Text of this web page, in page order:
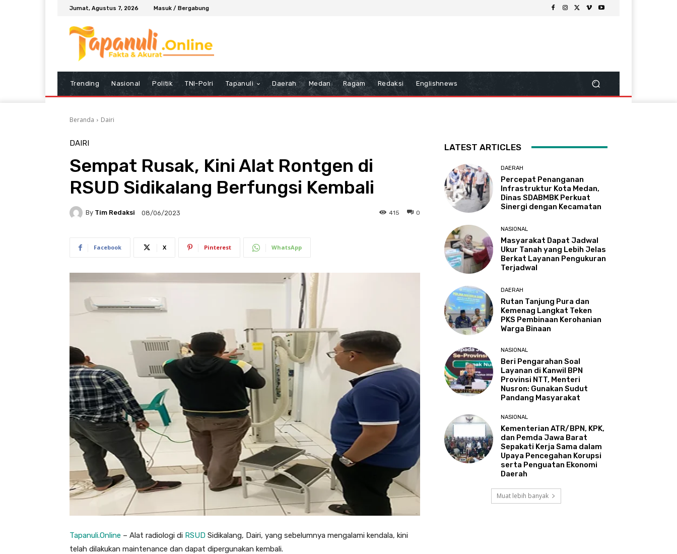
Jumat, Agustus 7, 2026 Masuk / Bergabung
Trending Nasional Politik TNI-Polri Tapanuli Daerah Medan Ragam Redaksi Englishnews
Beranda Dairi
DAIRI
Sempat Rusak, Kini Alat Rontgen di
RSUD Sidikalang Berfungsi Kembali
By Tim Redaksi 08/06/2023 0
415
Facebook X Pinterest WhatsApp
Tapanuli.Online – Alat radiologi di RSUD Sidikalang, Dairi, yang sebelumnya mengalami kendala, kini
telah dilakukan maintenance dan dapat dipergunakan kembali.
LATEST ARTICLES
DAERAH
Percepat Penanganan
Infrastruktur Kota Medan,
Dinas SDABMBK Perkuat
Sinergi dengan Kecamatan
NASIONAL
Masyarakat Dapat Jadwal
Ukur Tanah yang Lebih Jelas
Berkat Layanan Pengukuran
Terjadwal
DAERAH
Rutan Tanjung Pura dan
Kemenag Langkat Teken
PKS Pembinaan Kerohanian
Warga Binaan
NASIONAL
Beri Pengarahan Soal
Layanan di Kanwil BPN
Provinsi NTT, Menteri
Nusron: Gunakan Sudut
Pandang Masyarakat
NASIONAL
Kementerian ATR/BPN, KPK,
dan Pemda Jawa Barat
Sepakati Kerja Sama dalam
Upaya Pencegahan Korupsi
serta Penguatan Ekonomi
Daerah
Muat lebih banyak